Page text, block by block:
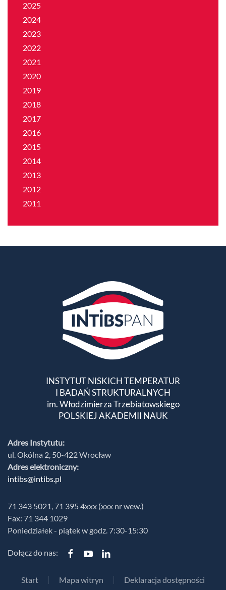
2025
2024
2023
2022
2021
2020
2019
2018
2017
2016
2015
2014
2013
2012
2011
INSTYTUT NISKICH TEMPERATUR
I BADAŃ STRUKTURALNYCH
im. Włodzimierza Trzebiatowskiego
POLSKIEJ AKADEMII NAUK
Adres Instytutu:
ul. Okólna 2, 50-422 Wrocław
Adres elektroniczny:
intibs@intibs.pl
71 343 5021, 71 395 4xxx (xxx nr wew.)
Fax: 71 344 1029
Poniedziałek - piątek w godz. 7:30-15:30
Dołącz do nas:
Start Mapa witryn Deklaracja dostępności